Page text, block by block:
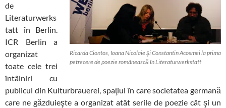
Ricarda Ciontos, Ioana Nicolaie şi Constantin Acosmei la prima
petrecere de poezie românească în Literaturwerkstatt
de
Literaturwerks
tatt în Berlin.
ICR Berlin a
organizat
toate cele trei
întâlniri cu
publicul din Kulturbrauerei, spaţiul în care societatea germană
care ne găzduieşte a organizat atât serile de poezie cât şi un